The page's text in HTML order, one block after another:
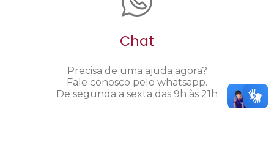
Chat
Precisa de uma ajuda agora?
Fale conosco pelo whatsapp.
De segunda a sexta das 9h às 21h